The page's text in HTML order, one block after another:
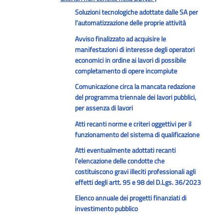
Soluzioni tecnologiche adottate dalle SA per
l’automatizzazione delle proprie attività
Avviso finalizzato ad acquisire le
manifestazioni di interesse degli operatori
economici in ordine ai lavori di possibile
completamento di opere incompiute
Comunicazione circa la mancata redazione
del programma triennale dei lavori pubblici,
per assenza di lavori
Atti recanti norme e criteri oggettivi per il
funzionamento del sistema di qualificazione
Atti eventualmente adottati recanti
l’elencazione delle condotte che
costituiscono gravi illeciti professionali agli
effetti degli artt. 95 e 98 del D.Lgs. 36/2023
Elenco annuale dei progetti finanziati di
investimento pubblico